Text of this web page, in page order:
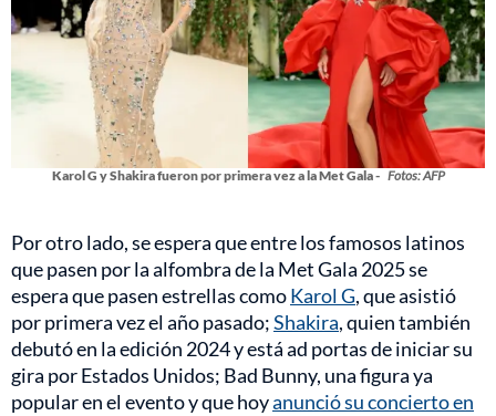
Karol G y Shakira fueron por primera vez a la Met Gala - Fotos: AFP
Por otro lado, se espera que entre los famosos latinos
que pasen por la alfombra de la Met Gala 2025 se
espera que pasen estrellas comoKarol G, que asistió
por primera vez el año pasado;Shakira, quien también
debutó en la edición 2024 y está ad portas de iniciar su
gira por Estados Unidos; Bad Bunny, una figura ya
popular en el evento y que hoyanunció su concierto en